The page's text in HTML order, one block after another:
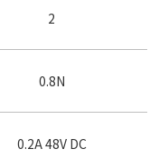
2
0.8N
0.2A 48V DC